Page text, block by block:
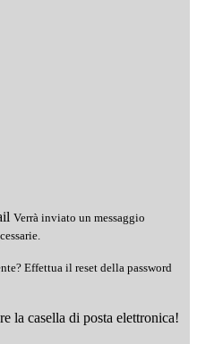
Verrà inviato un messaggio
Effettua il reset della password
la casella di posta elettronica!